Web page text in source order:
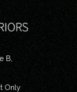
B,
Only